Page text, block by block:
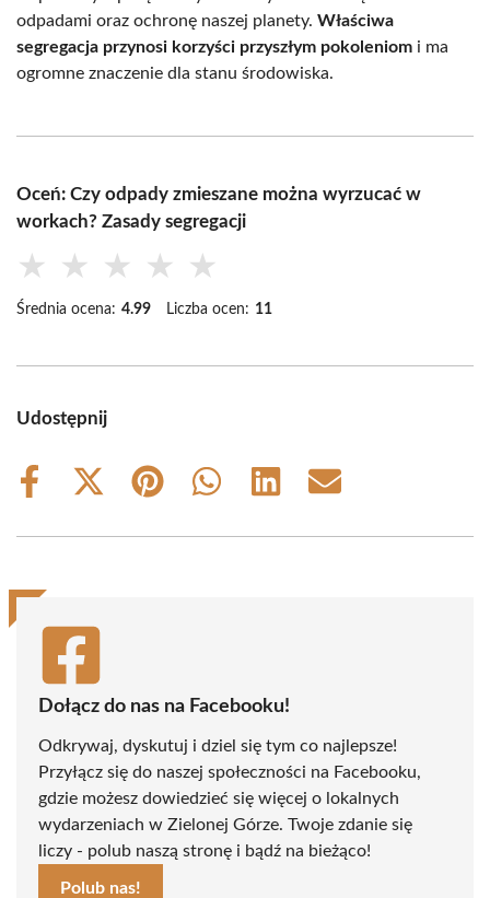
odpadami oraz ochronę naszej planety. Właściwa
segregacja przynosi korzyści przyszłym pokoleniom i ma
ogromne znaczenie dla stanu środowiska.
Oceń: Czy odpady zmieszane można wyrzucać w
workach? Zasady segregacji
★ ★ ★ ★ ★
Średnia ocena: 4.99 Liczba ocen: 11
Udostępnij
Share
Share
(Twitter)
Share
Share
Share
Share
Dołącz do nas na Facebooku!
Odkrywaj, dyskutuj i dziel się tym co najlepsze!
Przyłącz się do naszej społeczności na Facebooku,
gdzie możesz dowiedzieć się więcej o lokalnych
wydarzeniach w Zielonej Górze. Twoje zdanie się
liczy - polub naszą stronę i bądź na bieżąco!
Polub nas!